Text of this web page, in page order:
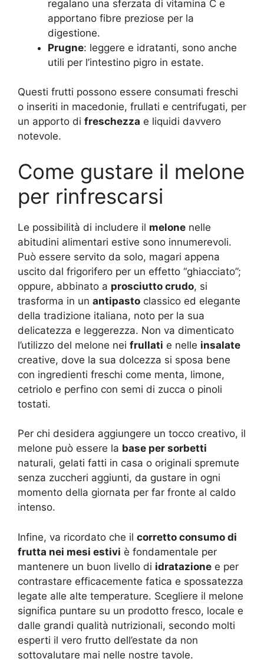
regalano una sferzata di vitamina C e
apportano fibre preziose per la
digestione.
Prugne: leggere e idratanti, sono anche
utili per l’intestino pigro in estate.
Questi frutti possono essere consumati freschi
o inseriti in macedonie, frullati e centrifugati, per
un apporto di freschezza e liquidi davvero
notevole.
Come gustare il melone
per rinfrescarsi
Le possibilità di includere il melone nelle
abitudini alimentari estive sono innumerevoli.
Può essere servito da solo, magari appena
uscito dal frigorifero per un effetto “ghiacciato”;
oppure, abbinato a prosciutto crudo, si
trasforma in un antipasto classico ed elegante
della tradizione italiana, noto per la sua
delicatezza e leggerezza. Non va dimenticato
l’utilizzo del melone nei frullati e nelle insalate
creative, dove la sua dolcezza si sposa bene
con ingredienti freschi come menta, limone,
cetriolo e perfino con semi di zucca o pinoli
tostati.
Per chi desidera aggiungere un tocco creativo, il
melone può essere la base per sorbetti
naturali, gelati fatti in casa o originali spremute
senza zuccheri aggiunti, da gustare in ogni
momento della giornata per far fronte al caldo
intenso.
Infine, va ricordato che il corretto consumo di
frutta nei mesi estivi è fondamentale per
mantenere un buon livello di idratazione e per
contrastare efficacemente fatica e spossatezza
legate alle alte temperature. Scegliere il melone
significa puntare su un prodotto fresco, locale e
dalle grandi qualità nutrizionali, secondo molti
esperti il vero frutto dell’estate da non
sottovalutare mai nelle nostre tavole.